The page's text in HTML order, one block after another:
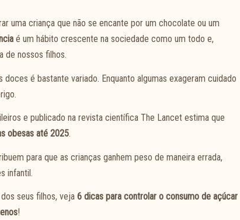
uma criança que não se encante por um chocolate ou um
é um hábito crescente na sociedade como um todo e,
de nossos filhos.
é bastante variado. Enquanto algumas exageram cuidado
e publicado na revista científica The Lancet estima que
obesas até 2025.
para que as crianças ganhem peso de maneira errada,
infantil.
seus filhos, veja 6 dicas para controlar o consumo de açúcar
!